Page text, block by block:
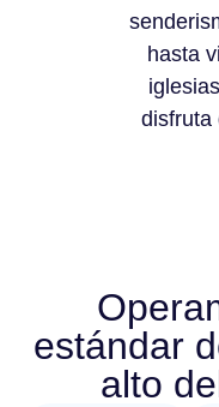
hasta
disfruta
estándar
alto